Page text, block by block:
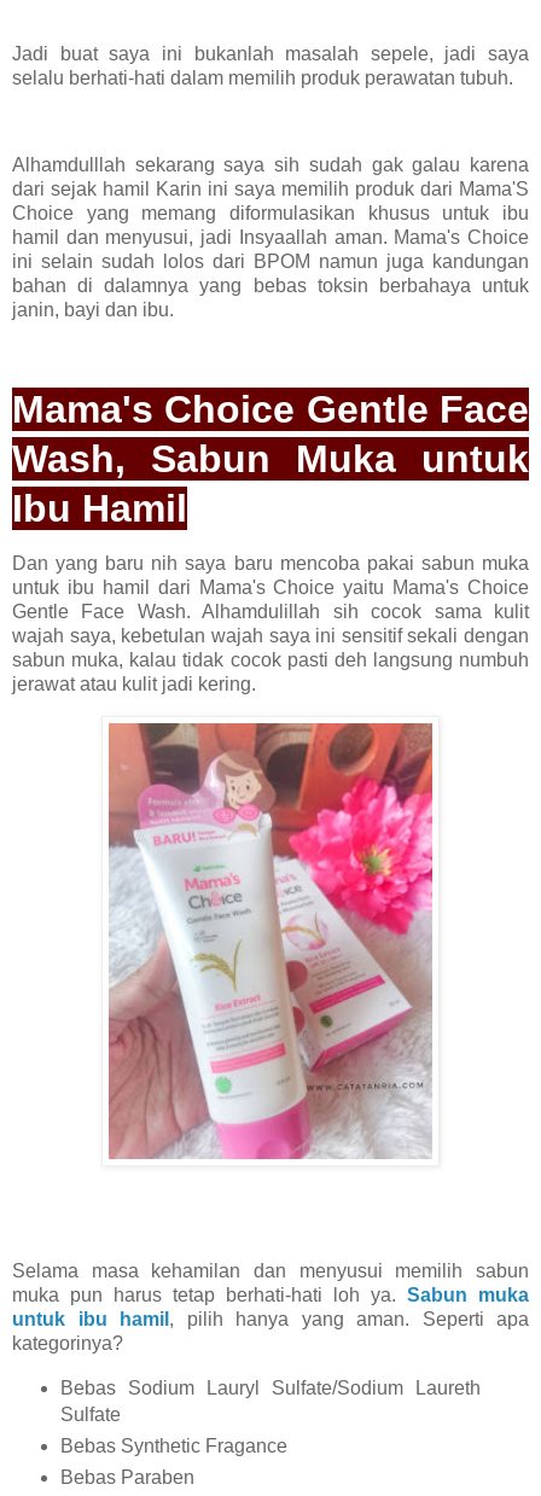
Jadi buat saya ini bukanlah masalah sepele, jadi saya
selalu berhati-hati dalam memilih produk perawatan tubuh.
Alhamdulllah sekarang saya sih sudah gak galau karena
dari sejak hamil Karin ini saya memilih produk dari Mama'S
Choice yang memang diformulasikan khusus untuk ibu
hamil dan menyusui, jadi Insyaallah aman. Mama's Choice
ini selain sudah lolos dari BPOM namun juga kandungan
bahan di dalamnya yang bebas toksin berbahaya untuk
janin, bayi dan ibu.
Mama's Choice Gentle Face
Wash, Sabun Muka untuk
Ibu Hamil
Dan yang baru nih saya baru mencoba pakai sabun muka
untuk ibu hamil dari Mama's Choice yaitu Mama's Choice
Gentle Face Wash. Alhamdulillah sih cocok sama kulit
wajah saya, kebetulan wajah saya ini sensitif sekali dengan
sabun muka, kalau tidak cocok pasti deh langsung numbuh
jerawat atau kulit jadi kering.
Selama masa kehamilan dan menyusui memilih sabun
muka pun harus tetap berhati-hati loh ya. Sabun muka
untuk ibu hamil , pilih hanya yang aman. Seperti apa
kategorinya?
Bebas Sodium Lauryl Sulfate/Sodium Laureth
Sulfate
Bebas Synthetic Fragance
Bebas Paraben